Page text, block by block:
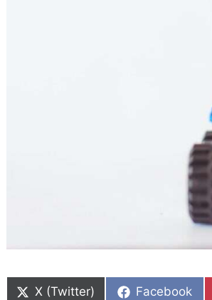
en
X (Twitter)
en
Facebook
en
en